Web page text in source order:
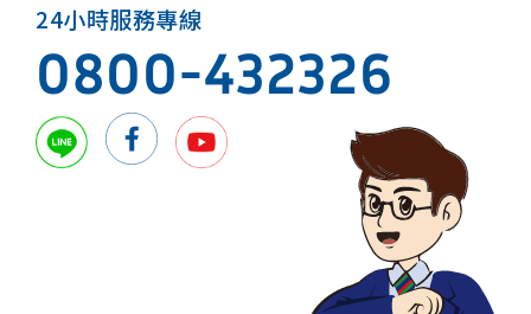
24小時服務專線
0800-432326